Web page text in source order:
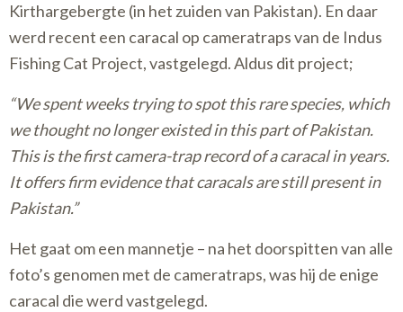
Kirthargebergte (in het zuiden van Pakistan). En daar
werd recent een caracal op cameratraps van de Indus
Fishing Cat Project, vastgelegd. Aldus dit project;
“We spent weeks trying to spot this rare species, which
we thought no longer existed in this part of Pakistan.
This is the first camera-trap record of a caracal in years.
It offers firm evidence that caracals are still present in
Pakistan.”
Het gaat om een mannetje – na het doorspitten van alle
foto’s genomen met de cameratraps, was hij de enige
caracal die werd vastgelegd.